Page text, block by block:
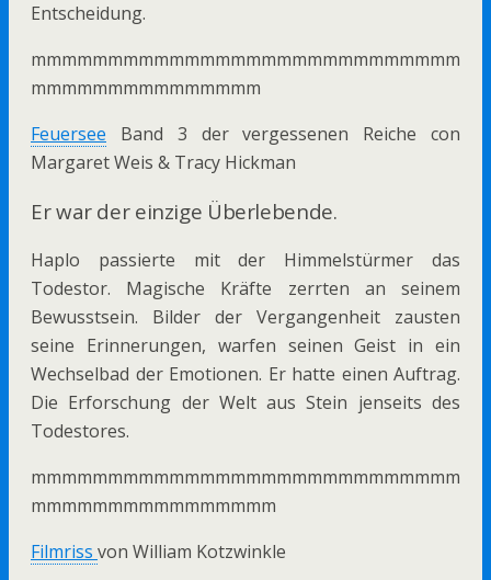
Entscheidung.
mmmmmmmmmmmmmmmmmmmmmmmmmmmm
mmmmmmmmmmmmmmm
Feuersee Band 3 der vergessenen Reiche con
Margaret Weis & Tracy Hickman
Er war der einzige Überlebende.
Haplo passierte mit der Himmelstürmer das
Todestor. Magische Kräfte zerrten an seinem
Bewusstsein. Bilder der Vergangenheit zausten
seine Erinnerungen, warfen seinen Geist in ein
Wechselbad der Emotionen. Er hatte einen Auftrag.
Die Erforschung der Welt aus Stein jenseits des
Todestores.
mmmmmmmmmmmmmmmmmmmmmmmmmmmm
mmmmmmmmmmmmmmmm
Filmriss von William Kotzwinkle